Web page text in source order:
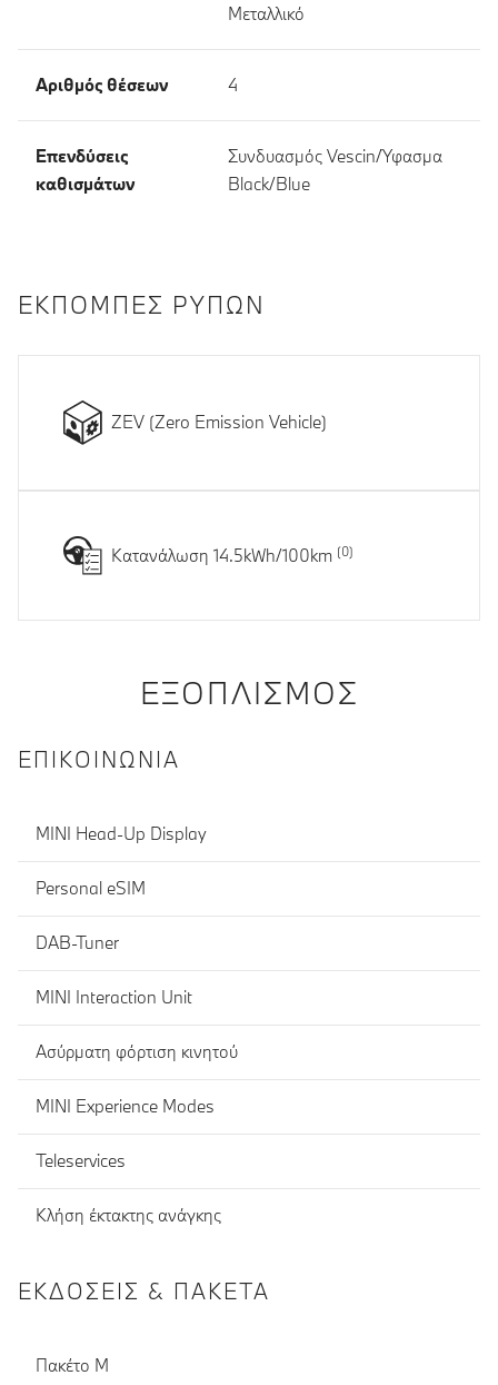
Μεταλλικό
Αριθμός θέσεων 4
Επενδύσεις
καθισμάτων
Συνδυασμός Vescin/Ύφασμα
Black/Blue
ΕΚΠΟΜΠΈΣ ΡΎΠΩΝ
ZEV (Zero Emission Vehicle)
Κατανάλωση 14.5kWh/100km
ΕΞΟΠΛΙΣΜΌΣ
ΕΠΙΚΟΙΝΩΝΊΑ
MINI Head-Up Display
Personal eSIM
DAB-Tuner
MINI Interaction Unit
Ασύρματη φόρτιση κινητού
MINI Experience Modes
Teleservices
Κλήση έκτακτης ανάγκης
ΕΚΔΌΣΕΙΣ & ΠΑΚΈΤΑ
Πακέτο M